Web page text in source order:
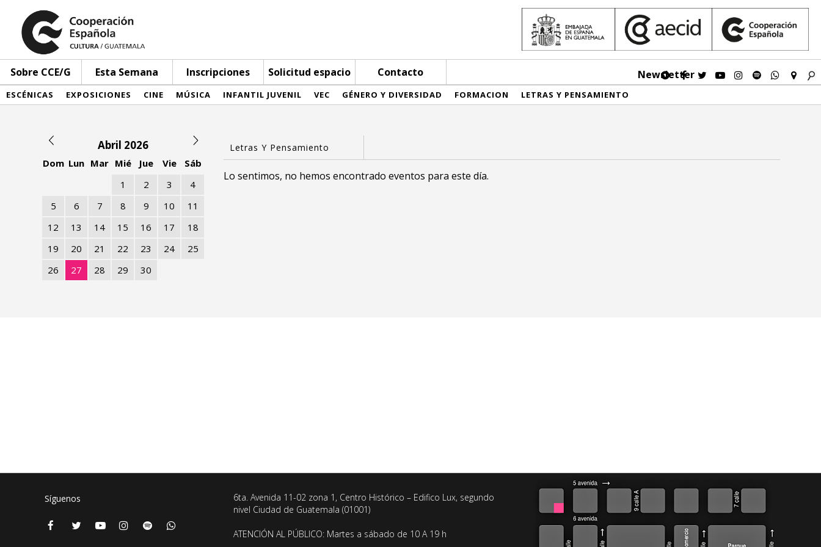
Sobre CCE/G Esta Semana Inscripciones Solicitud espacio Contacto Newsletter
ESCÉNICAS EXPOSICIONES CINE MÚSICA INFANTIL JUVENIL VEC GÉNERO Y DIVERSIDAD FORMACION LETRAS Y PENSAMIENTO
Abril 2026
Dom Lun Mar Mié Jue Vie
Sáb
1
2 3
4
5
6 7 8 9 10
11
12
13 14 15 16 17
18
19
20 21 22 23 24
25
26
27 28 29 30
Lo sentimos, no hemos encontrado eventos para este día.
Síguenos
6ta. Avenida 11-02 zona 1, Centro Histórico – Edifico Lux, segundo
nivel Ciudad de Guatemala (01001)
ATENCIÓN AL PÚBLICO: Martes a sábado de 10 A 19 h